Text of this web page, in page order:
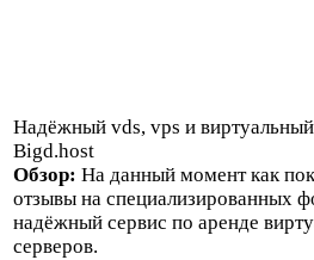
Надёжный vds, vps и виртуальный
Bigd.host
Обзор: На данный момент как
отзывы на специализированных
надёжный сервис по аренде
серверов.